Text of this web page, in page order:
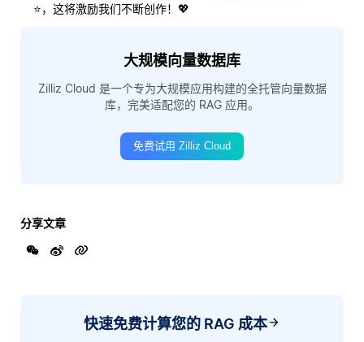
⭐，这将激励我们不断创作！💖
大规模向量数据库
Zilliz Cloud 是一个专为大规模应用构建的全托管向量数据
库，完美适配您的 RAG 应用。
免费试用 Zilliz Cloud
分享文章
快速免费计算您的 RAG 成本